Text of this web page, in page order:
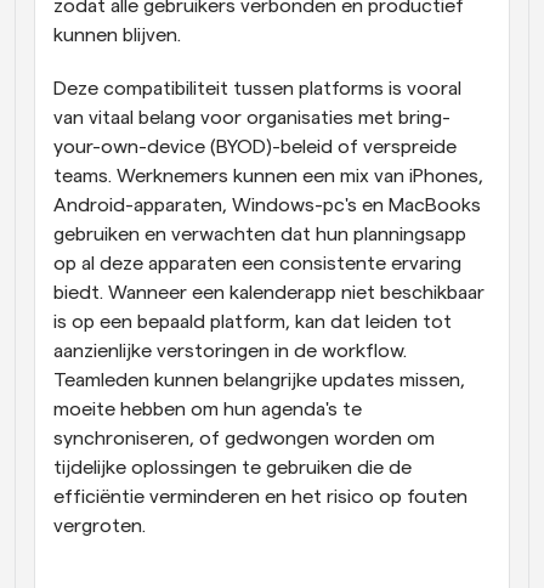
zodat alle gebruikers verbonden en productief
kunnen blijven.
Deze compatibiliteit tussen platforms is vooral
van vitaal belang voor organisaties met bring-
your-own-device (BYOD)-beleid of verspreide
teams. Werknemers kunnen een mix van iPhones,
Android-apparaten, Windows-pc's en MacBooks
gebruiken en verwachten dat hun planningsapp
op al deze apparaten een consistente ervaring
biedt. Wanneer een kalenderapp niet beschikbaar
is op een bepaald platform, kan dat leiden tot
aanzienlijke verstoringen in de workflow.
Teamleden kunnen belangrijke updates missen,
moeite hebben om hun agenda's te
synchroniseren, of gedwongen worden om
tijdelijke oplossingen te gebruiken die de
efficiëntie verminderen en het risico op fouten
vergroten.